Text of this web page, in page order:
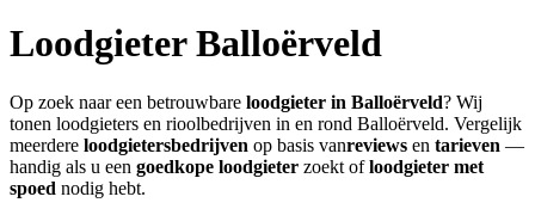
LoodgieterBalloërveld
Op zoek naar een betrouwbare loodgieter in Balloërveld? Wij
tonen loodgieters en rioolbedrijven in en rond Balloërveld. Vergelijk
meerdere loodgietersbedrijven op basis vanreviews en tarieven —
handig als u een goedkope loodgieter zoekt ofloodgieter met
spoed nodig hebt.